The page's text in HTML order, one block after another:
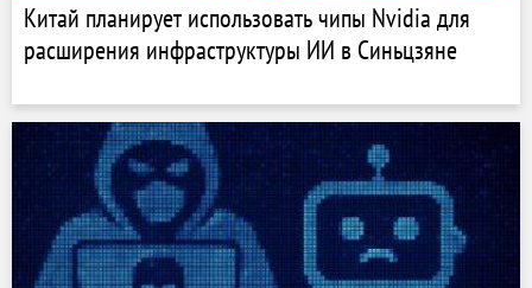
Китай планирует использовать чипы Nvidia для
расширения инфраструктуры ИИ в Синьцзяне